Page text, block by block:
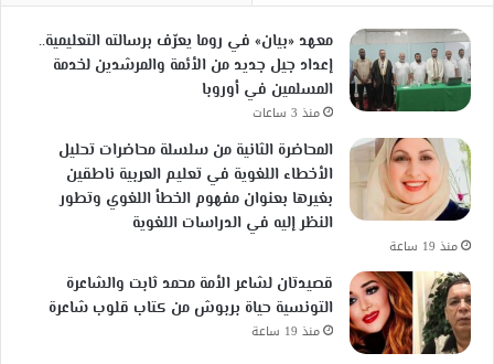
معهد «بيان» في روما يعرّف برسالته التعليمية..
إعداد جيل جديد من الأئمة والمرشدين لخدمة
المسلمين في أوروبا
منذ 3 ساعات
المحاضرة الثانية من سلسلة محاضرات تحليل
الأخطاء اللغوية في تعليم العربية ناطقين
بغيرها بعنوان مفهوم الخطأ اللغوي وتطور
النظر إليه في الدراسات اللغوية
منذ 19 ساعة
قصيدتان لشاعر الأمة محمد ثابت والشاعرة
التونسية حياة بربوش من كتاب قلوب شاعرة
منذ 19 ساعة